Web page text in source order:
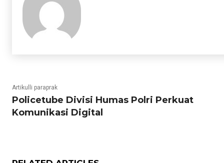
Artikulli paraprak
Policetube Divisi Humas Polri Perkuat
Komunikasi Digital